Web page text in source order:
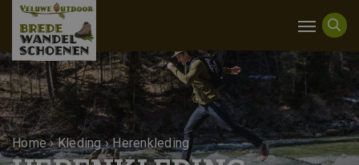
Home›Kleding›Herenkleding